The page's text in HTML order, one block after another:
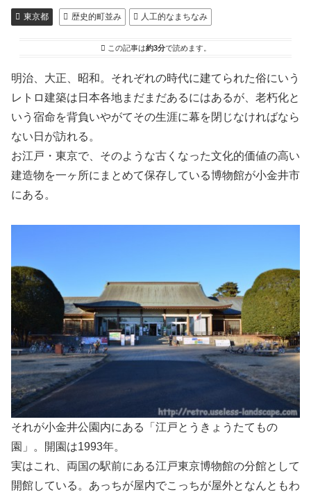
東京都 歴史的町並み 人工的なまちなみ
この記事は約3分で読めます。
明治、大正、昭和。それぞれの時代に建てられた俗にいう
レトロ建築は日本各地まだまだあるにはあるが、老朽化と
いう宿命を背負いやがてその生涯に幕を閉じなければなら
ない日が訪れる。
お江戸・東京で、そのような古くなった文化的価値の高い
建造物を一ヶ所にまとめて保存している博物館が小金井市
にある。
それが小金井公園内にある「江戸とうきょうたてもの
園」。開園は1993年。
実はこれ、両国の駅前にある江戸東京博物館の分館として
開館している。あっちが屋内でこっちが屋外となんともわ